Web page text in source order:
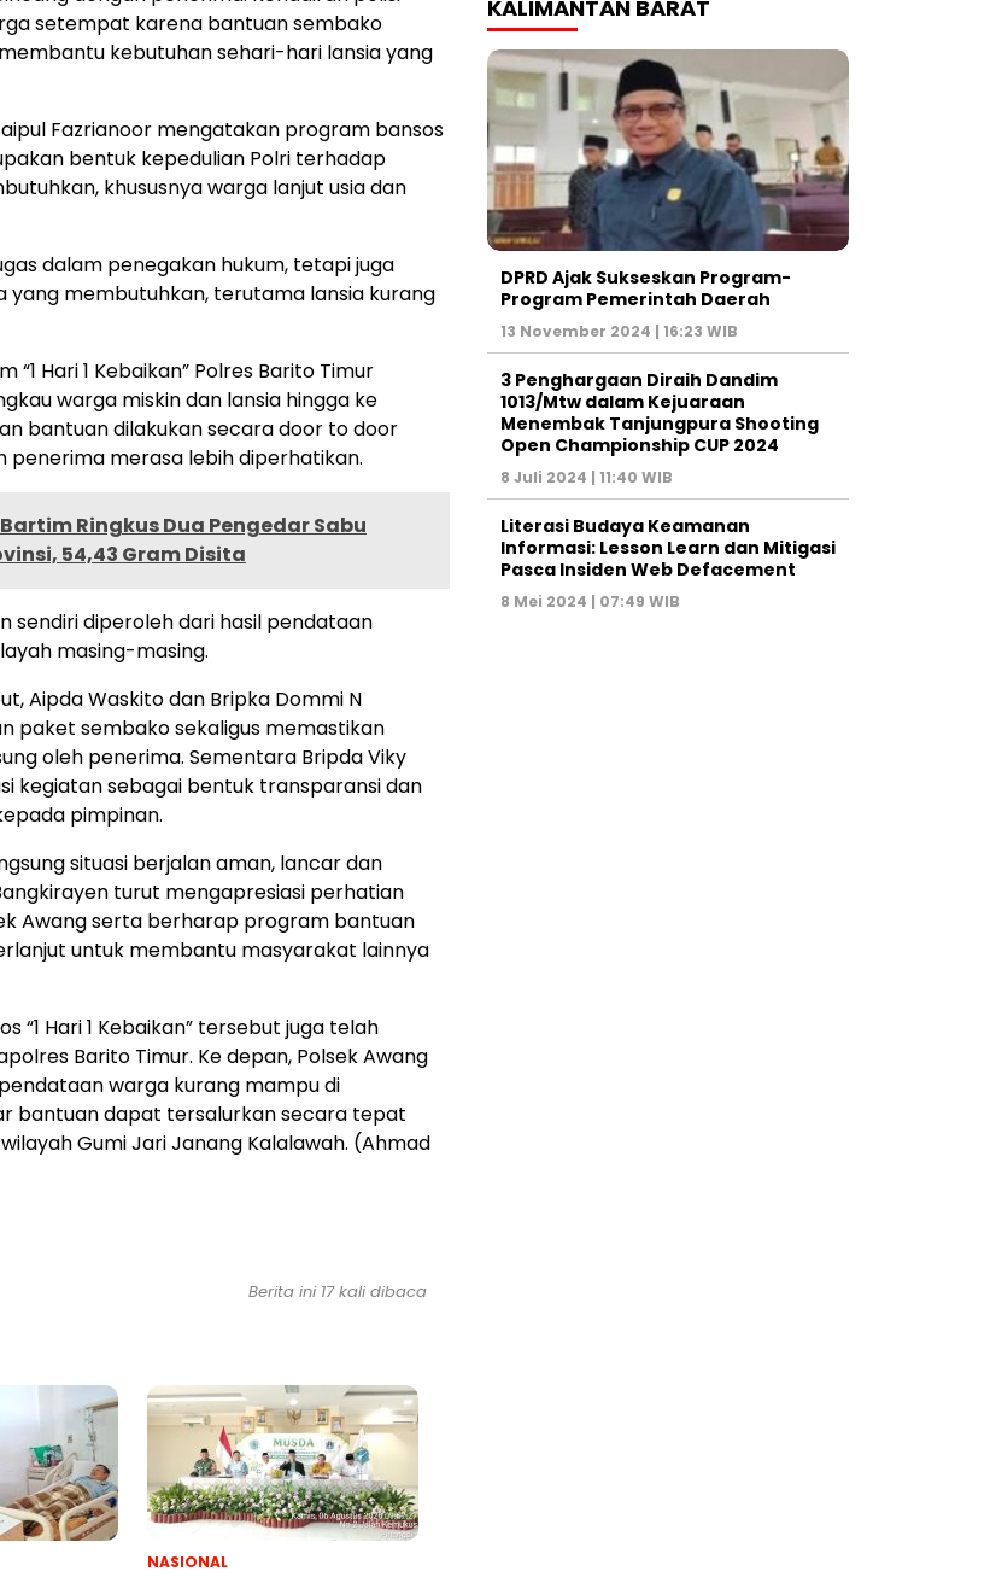
setempat karena bantuan sembako
kebutuhan sehari-hari lansia yang
Fazrianoor mengatakan program bansos
bentuk kepedulian Polri terhadap
khususnya warga lanjut usia dan
dalam penegakan hukum, tetapi juga
yang membutuhkan, terutama lansia kurang
“1 Hari 1 Kebaikan” Polres Barito Timur
warga miskin dan lansia hingga ke
bantuan dilakukan secara door to door
penerima merasa lebih diperhatikan.
Ringkus Dua Pengedar Sabu
54,43 Gram Disita
sendiri diperoleh dari hasil pendataan
masing-masing.
Aipda Waskito dan Bripka Dommi N
paket sembako sekaligus memastikan
oleh penerima. Sementara Bripda Viky
kegiatan sebagai bentuk transparansi dan
pimpinan.
situasi berjalan aman, lancar dan
turut mengapresiasi perhatian
Awang serta berharap program bantuan
untuk membantu masyarakat lainnya
“1 Hari 1 Kebaikan” tersebut juga telah
Barito Timur. Ke depan, Polsek Awang
warga kurang mampu di
bantuan dapat tersalurkan secara tepat
Gumi Jari Janang Kalalawah. (Ahmad
Berita ini 17 kali dibaca
NASIONAL
KALIMANTAN BARAT
DPRD Ajak Sukseskan Program-
Program Pemerintah Daerah
13 November 2024 | 16:23 WIB
3 Penghargaan Diraih Dandim
1013/Mtw dalam Kejuaraan
Menembak Tanjungpura Shooting
Open Championship CUP 2024
8 Juli 2024 | 11:40 WIB
Literasi Budaya Keamanan
Informasi: Lesson Learn dan Mitigasi
Pasca Insiden Web Defacement
8 Mei 2024 | 07:49 WIB